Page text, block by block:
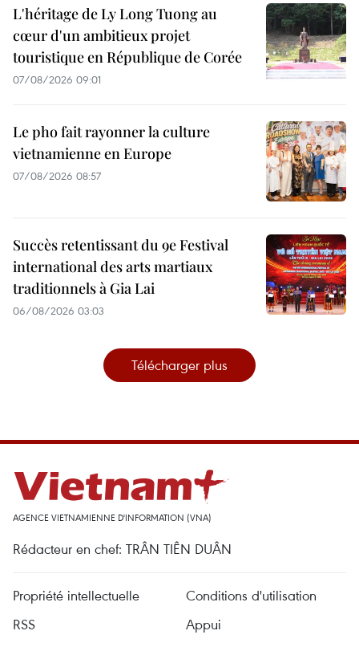
L'héritage de Ly Long Tuong au
cœur d'un ambitieux projet
touristique en République de Corée
07/08/2026 09:01
Le pho fait rayonner la culture
vietnamienne en Europe
07/08/2026 08:57
Succès retentissant du 9e Festival
international des arts martiaux
traditionnels à Gia Lai
06/08/2026 03:03
Télécharger plus
AGENCE VIETNAMIENNE D'INFORMATION (VNA)
Rédacteur en chef: TRÂN TIÊN DUÂN
Propriété intellectuelle
Conditions d'utilisation
RSS
Appui